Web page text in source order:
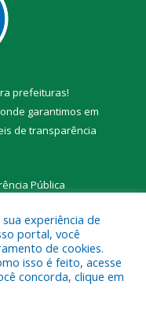
prefeituras!
garantimos em
de transparência
Pública
Municipal de Novo
experiência de
portal, você
de cookies.
isso é feito, acesse
concorda, clique em